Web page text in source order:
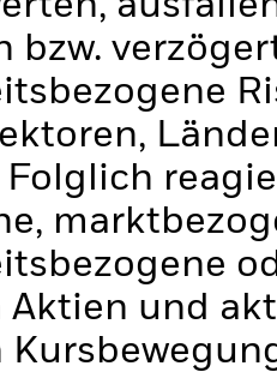
bzw.
Aktien und